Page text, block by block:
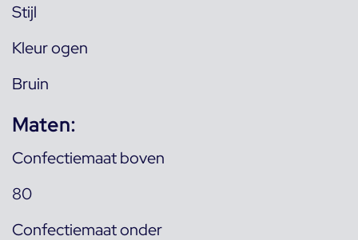
Stijl
Kleur ogen
Bruin
Maten:
Confectiemaat boven
80
Confectiemaat onder